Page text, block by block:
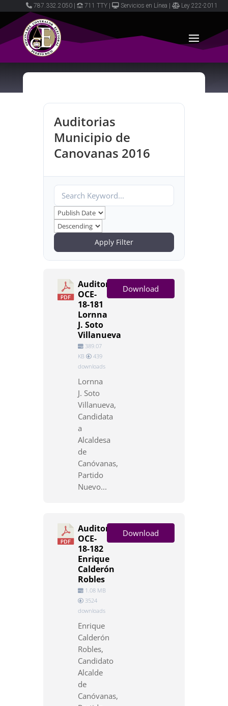
787.332.2050 711 TTY Servicios en Línea Ley 222-2011
Auditorias
Municipio de
Canovanas 2016
Apply Filter
Auditoría
OCE-
18-181
Lornna
J. Soto
Villanueva
389.07
KB
439
downloads
Lornna
J. Soto
Villanueva,
Candidata
a
Alcaldesa
de
Canóvanas,
Partido
Nuevo...
Download
Auditoría
OCE-
18-182
Enrique
Calderón
Robles
1.08 MB
3524
downloads
Enrique
Calderón
Robles,
Candidato
Alcalde
de
Canóvanas,
Download